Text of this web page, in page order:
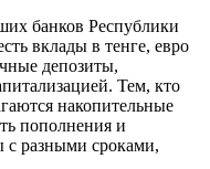
банков Республики
вклады в тенге, евро
депозиты,
Тем, кто
накопительные
пополнения и
с разными сроками,